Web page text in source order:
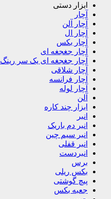
ابزار دستی
آچار
آچار آلن
آچار ال
آچار بکس
آچار جغجغه ای
آچار جغجغه ای یک سر رینگ
آچار شلاقی
آچار فرانسه
آچار لوله
آلن
ابزار چند کاره
انبر
انبر دم باریک
انبر سیم چین
انبر قفلی
انبردست
برس
بکس ریلی
پیچ گوشتی
جعبه بکس